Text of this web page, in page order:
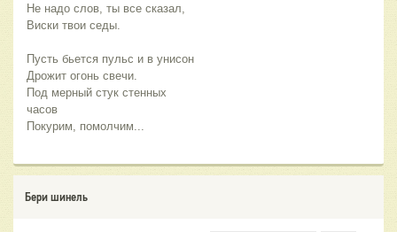
Не надо слов, ты все сказал,
Виски твои седы.
Пусть бьется пульс и в унисон
Дрожит огонь свечи.
Под мерный стук стенных
часов
Покурим, помолчим...
Бери шинель